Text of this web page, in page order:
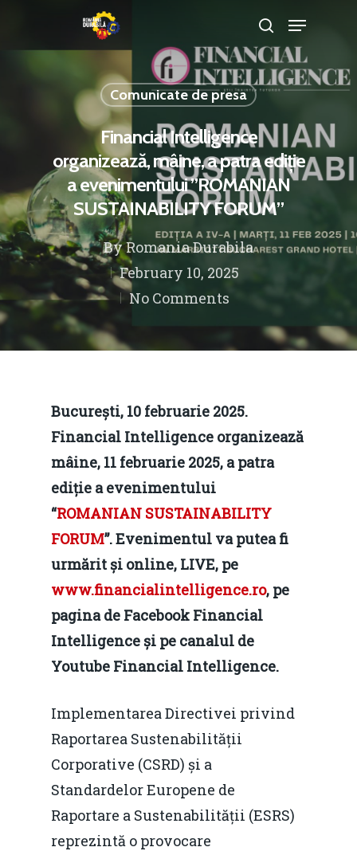
Hit enter to search or ESC to close
Comunicate de presa
Financial Intelligence
organizează, mâine, a patra ediție
a evenimentului ”ROMANIAN
SUSTAINABILITY FORUM”
ByRomania Durabila
February 10, 2025
No Comments
București, 10 februarie 2025.
Financial Intelligence organizează
mâine, 11 februarie 2025, a patra
ediție a evenimentului
“ROMANIAN SUSTAINABILITY
FORUM”. Evenimentul va putea fi
urmărit și online, LIVE, pe
www.financialintelligence.ro, pe
pagina de Facebook Financial
Intelligence și pe canalul de
Youtube Financial Intelligence.
Implementarea Directivei privind
Raportarea Sustenabilității
Corporative (CSRD) și a
Standardelor Europene de
Raportare a Sustenabilității (ESRS)
reprezintă o provocare